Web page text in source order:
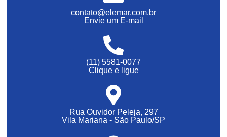
contato@elemar.com.br
Envie um E-mail
(11) 5581-0077
Clique e ligue
Rua Ouvidor Peleja, 297
Vila Mariana - São Paulo/SP